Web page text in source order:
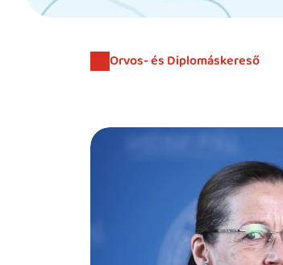
Orvos- és Diplomáskereső